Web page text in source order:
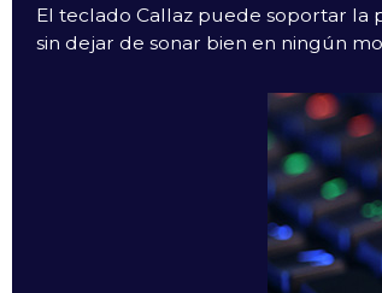
El teclado Callaz puede soportar la
sin dejar de sonar bien en ningún